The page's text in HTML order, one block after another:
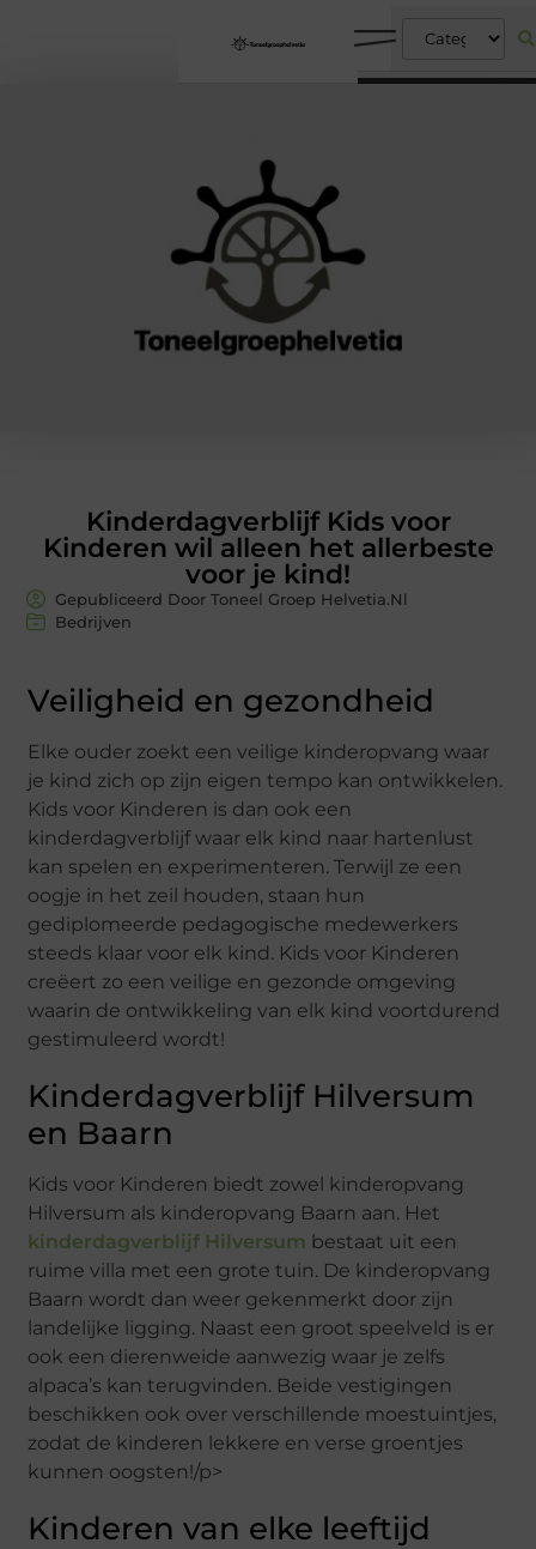
Kinderdagverblijf Kids voor
Kinderen wil alleen het allerbeste
voor je kind!
Gepubliceerd Door Toneel Groep Helvetia.nl
Bedrijven
Veiligheid en gezondheid
Elke ouder zoekt een veilige kinderopvang waar
je kind zich op zijn eigen tempo kan ontwikkelen.
Kids voor Kinderen is dan ook een
kinderdagverblijf waar elk kind naar hartenlust
kan spelen en experimenteren. Terwijl ze een
oogje in het zeil houden, staan hun
gediplomeerde pedagogische medewerkers
steeds klaar voor elk kind. Kids voor Kinderen
creëert zo een veilige en gezonde omgeving
waarin de ontwikkeling van elk kind voortdurend
gestimuleerd wordt!
Kinderdagverblijf Hilversum
en Baarn
Kids voor Kinderen biedt zowel kinderopvang
Hilversum als kinderopvang Baarn aan. Het
kinderdagverblijf Hilversum bestaat uit een
ruime villa met een grote tuin. De kinderopvang
Baarn wordt dan weer gekenmerkt door zijn
landelijke ligging. Naast een groot speelveld is er
ook een dierenweide aanwezig waar je zelfs
alpaca’s kan terugvinden. Beide vestigingen
beschikken ook over verschillende moestuintjes,
zodat de kinderen lekkere en verse groentjes
kunnen oogsten!/p>
Kinderen van elke leeftijd